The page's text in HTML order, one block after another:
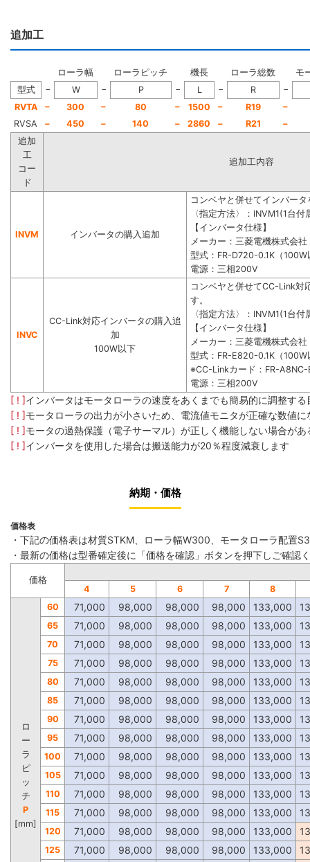
追加工
ローラ幅 ローラピッチ 機長 ローラ総数
モ
型式
− W − P − L − R
−
RVTA
− 300 − 80 − 1500 − R19
−
RVSA
− 450 − 140 − 2860 − R21
−
追加
工
コー
ド
追加工内容
INVM インバータの購入追加
コンベヤと併せてインバー
〈指定方法〉：INVM1(1台
【インバータ仕様】
メーカー：三菱電機株式会社
型式：FR-D720-0.1K（100W
電源：三相200V
INVC
CC-Link対応インバータの購入追
加
100W以下
コンベヤと併せてCC-Link対
す。
〈指定方法〉：INVM1(1台
【インバータ仕様】
メーカー：三菱電機株式会社
型式：FR-E820-0.1K（100W
※CC-Linkカード：FR-A8NC-
電源：三相200V
[ ! ]インバータはモータローラの速度をあくまでも簡易的に調整す
[ ! ]モータローラの出力が小さいため、電流値モニタが正確な数値
[ ! ]モータの過熱保護（電子サーマル）が正しく機能しない場合が
[ ! ]インバータを使用した場合は搬送能力が20％程度減衰します
納期・価格
価格表
・下記の価格表は材質STKM、ローラ幅W300、モータローラ配置
・最新の価格は型番確定後に「価格を確認」ボタンを押下しご確認
価格
4
5 6 7 8
ロ
ー
ラ
ピ
ッ
チ
P
[mm]
60 71,000 98,000 98,000 98,000 133,000
65 71,000 98,000 98,000 98,000 133,000
70 71,000 98,000 98,000 98,000 133,000
75 71,000 98,000 98,000 98,000 133,000
80 71,000 98,000 98,000 98,000 133,000
85 71,000 98,000 98,000 98,000 133,000
90 71,000 98,000 98,000 98,000 133,000
95 71,000 98,000 98,000 98,000 133,000
100 71,000 98,000 98,000 98,000 133,000
105 71,000 98,000 98,000 98,000 133,000
110 71,000 98,000 98,000 98,000 133,000
115 71,000 98,000 98,000 98,000 133,000
120 71,000 98,000 98,000 98,000 133,000
125 71,000 98,000 98,000 98,000 133,000